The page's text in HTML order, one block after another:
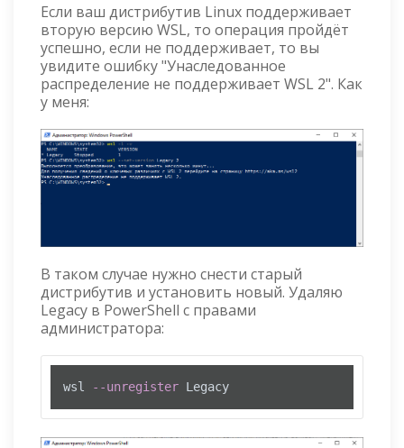
Если ваш дистрибутив Linux поддерживает
вторую версию WSL, то операция пройдёт
успешно, если не поддерживает, то вы
увидите ошибку "Унаследованное
распределение не поддерживает WSL 2". Как
у меня:
В таком случае нужно снести старый
дистрибутив и установить новый. Удаляю
Legacy в PowerShell с правами
администратора:
wsl --unregister Legacy